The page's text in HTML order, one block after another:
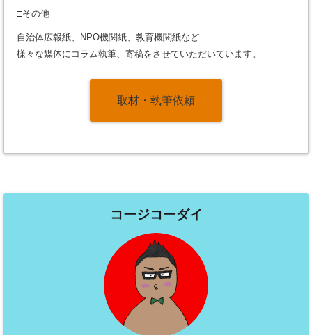
□その他
自治体広報紙、NPO機関紙、教育機関紙など
様々な媒体にコラム執筆、寄稿をさせていただいています。
取材・執筆依頼
コージコーダイ